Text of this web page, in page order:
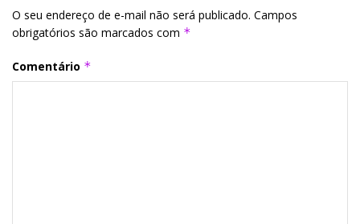
O seu endereço de e-mail não será publicado. Campos
obrigatórios são marcados com *
Comentário *